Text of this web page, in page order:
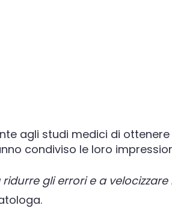
agli studi medici di
condiviso le loro
gli errori e a